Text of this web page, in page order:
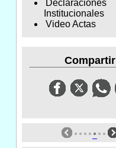
Declaraciones
Institucionales
Video Actas
Compartir